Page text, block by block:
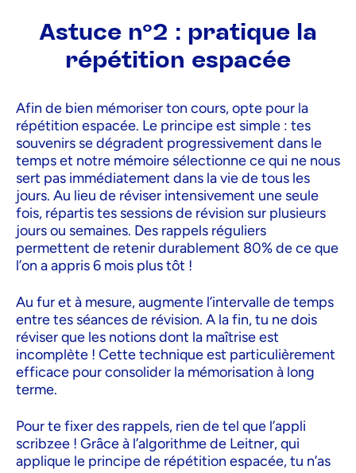
Astuce n°2 : pratique la
répétition espacée
Afin de bien mémoriser ton cours, opte pour la
répétition espacée. Le principe est simple : tes
souvenirs se dégradent progressivement dans le
temps et notre mémoire sélectionne ce qui ne nous
sert pas immédiatement dans la vie de tous les
jours. Au lieu de réviser intensivement une seule
fois, répartis tes sessions de révision sur plusieurs
jours ou semaines. Des rappels réguliers
permettent de retenir durablement 80% de ce que
l’on a appris 6 mois plus tôt !
Au fur et à mesure, augmente l’intervalle de temps
entre tes séances de révision. A la fin, tu ne dois
réviser que les notions dont la maîtrise est
incomplète ! Cette technique est particulièrement
efficace pour consolider la mémorisation à long
terme.
Pour te fixer des rappels, rien de tel que l’appli
scribzee ! Grâce à l’algorithme de Leitner, qui
applique le principe de répétition espacée, tu n’as